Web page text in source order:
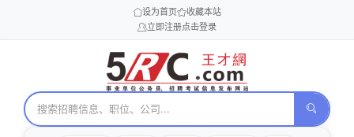
设为首页
收藏本站
立即注册点击登录